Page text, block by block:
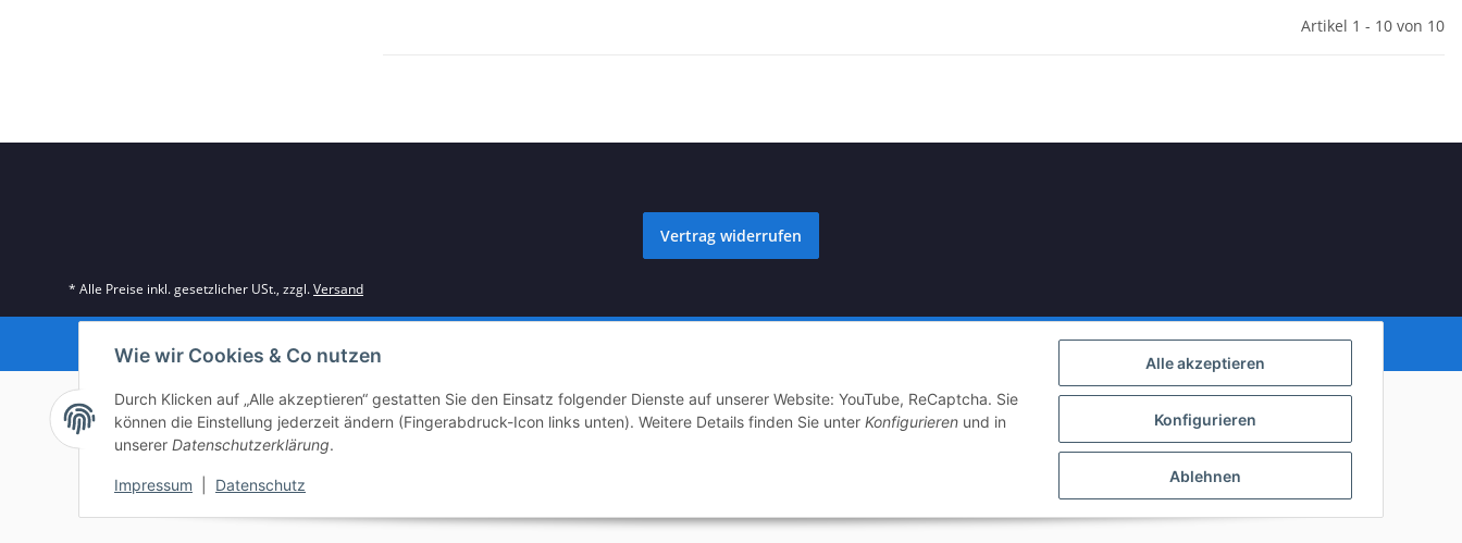
Alle akzeptieren
Konfigurieren
Ablehnen
Wie wir Cookies & Co nutzen
Durch Klicken auf „Alle akzeptieren“ gestatten Sie den Einsatz folgender Dienste auf unserer Website: YouTube, ReCaptcha. Sie
können die Einstellung jederzeit ändern (Fingerabdruck-Icon links unten). Weitere Details finden Sie unter Konfigurieren und in
unserer Datenschutzerklärung.
Impressum Datenschutz
Artikel 1 - 10 von 10
Vertrag widerrufen
* Alle Preise inkl. gesetzlicher USt., zzgl.Versand
Powered byJTL-Shop